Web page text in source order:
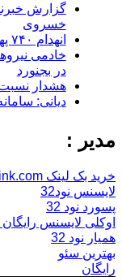
گزارش
خسروی
انهدام ۷۴۰ پهپاد اوکراینی طی یک روز
خادمی
در بجنورد
هشدار
دیانی:
مدیر :
خرید بک لینک behtarinbacklink.com
لایسنس نود32
پسورد نود 32
اوکلی لایسنس رایگان
همیار نود 32
بهترین سئو
رایگان